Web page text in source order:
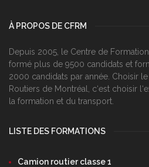
À PROPOS DE CFRM
Depuis 2005, le Centre de
formé plus de 9500 candidats et
2000 candidats par année. Choisir
Routiers de Montréal, c‘est choisir
la formation et du transport.
LISTE DES FORMATIONS
Camion routier classe 1